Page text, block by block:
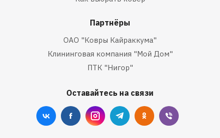
Партнёры
ОАО "Ковры Кайраккума"
Клининговая компания "Мой Дом"
ПТК "Нигор"
Оставайтесь на связи